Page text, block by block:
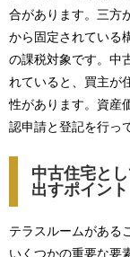
合があります。三方
から固定されている
の課税対象です。中
れていると、買主が
性があります。資産
認申請と登記を行っ
中古住宅と
出すポイント
テラスルームがある
いくつかの重要な要